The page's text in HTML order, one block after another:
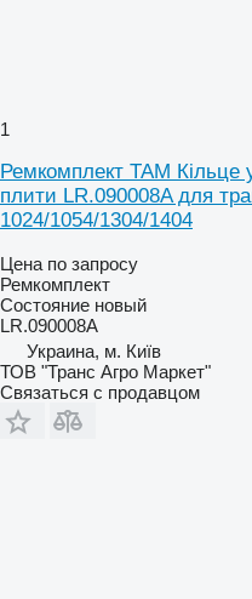
1
Ремкомплект TAM Кільце
плити LR.090008A для
1024/1054/1304/1404
Цена по запросу
Ремкомплект
Состояние новый
LR.090008A
Украина, м. Київ
ТОВ "Транс Агро Маркет"
Связаться с продавцом